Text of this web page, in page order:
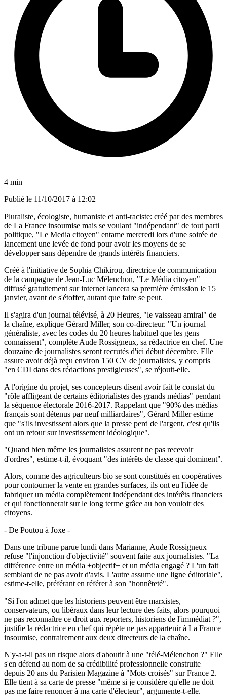
4 min
Publié le 11/10/2017 à 12:02
Pluraliste, écologiste, humaniste et anti-raciste: créé par des membres
de La France insoumise mais se voulant "indépendant" de tout parti
politique, "Le Media citoyen" entame mercredi lors d'une soirée de
lancement une levée de fond pour avoir les moyens de se
développer sans dépendre de grands intérêts financiers.
Créé à l'initiative de Sophia Chikirou, directrice de communication
de la campagne de Jean-Luc Mélenchon, "Le Média citoyen"
diffusé gratuitement sur internet lancera sa première émission le 15
janvier, avant de s'étoffer, autant que faire se peut.
Il s'agira d'un journal télévisé, à 20 Heures, "le vaisseau amiral" de
la chaîne, explique Gérard Miller, son co-directeur. "Un journal
généraliste, avec les codes du 20 heures habituel que les gens
connaissent", complète Aude Rossigneux, sa rédactrice en chef. Une
douzaine de journalistes seront recrutés d'ici début décembre. Elle
assure avoir déjà reçu environ 150 CV de journalistes, y compris
"en CDI dans des rédactions prestigieuses", se réjouit-elle.
A l'origine du projet, ses concepteurs disent avoir fait le constat du
"rôle affligeant de certains éditorialistes des grands médias" pendant
la séquence électorale 2016-2017. Rappelant que "90% des médias
français sont détenus par neuf milliardaires", Gérard Miller estime
que "s'ils investissent alors que la presse perd de l'argent, c'est qu'ils
ont un retour sur investissement idéologique".
"Quand bien même les journalistes assurent ne pas recevoir
d'ordres", estime-t-il, évoquant "des intérêts de classe qui dominent".
Alors, comme des agriculteurs bio se sont constitués en coopératives
pour contourner la vente en grandes surfaces, ils ont eu l'idée de
fabriquer un média complètement indépendant des intérêts financiers
et qui fonctionnerait sur le long terme grâce au bon vouloir des
citoyens.
- De Poutou à Joxe -
Dans une tribune parue lundi dans Marianne, Aude Rossigneux
refuse "l'injonction d'objectivité" souvent faite aux journalistes. "La
différence entre un média +objectif+ et un média engagé ? L'un fait
semblant de ne pas avoir d'avis. L'autre assume une ligne éditoriale",
estime-t-elle, préférant en référer à son "honnêteté".
"Si l'on admet que les historiens peuvent être marxistes,
conservateurs, ou libéraux dans leur lecture des faits, alors pourquoi
ne pas reconnaître ce droit aux reporters, historiens de l'immédiat ?",
justifie la rédactrice en chef qui répète ne pas appartenir à La France
insoumise, contrairement aux deux directeurs de la chaîne.
N'y-a-t-il pas un risque alors d'aboutir à une "télé-Mélenchon ?" Elle
s'en défend au nom de sa crédibilité professionnelle construite
depuis 20 ans du Parisien Magazine à "Mots croisés" sur France 2.
Elle tient à sa carte de presse "même si je considère qu'elle ne doit
pas me faire renoncer à ma carte d'électeur", argumente-t-elle.